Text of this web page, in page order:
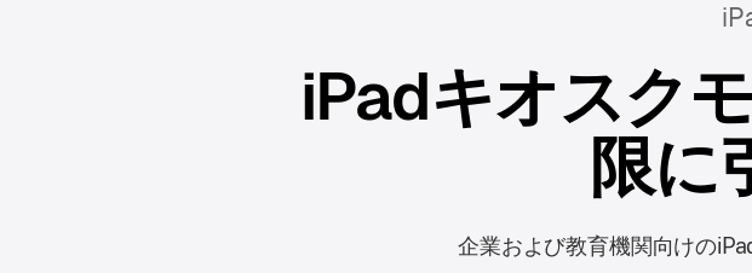
iPadキオスク
限に
企業および教育機関向けの